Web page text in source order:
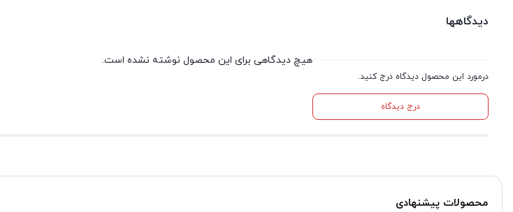
دیدگاهها
درمورد این محصول دیدگاه درج کنید.
درج دیدگاه
هیچ دیدگاهی برای این محصول نوشته نشده است.
محصولات پیشنهادی